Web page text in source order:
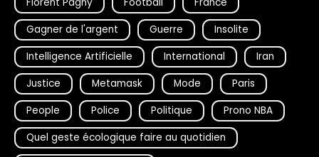
Gagner de l'argent
Guerre
Insolite
Intelligence Artificielle
International
Iran
Justice
Metamask Mode
Paris
People
Police Politique
Prono NBA
Quel geste écologique faire au quotidien